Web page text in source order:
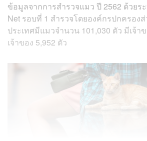
ข้อมูลจากการสำรวจแมว ปี 2562 ด้วยร
Net รอบที่ 1 สำรวจโดยองค์กรปกครอง
ประเทศมีแมวจำนวน 101,030 ตัว มีเจ้า
เจ้าของ 5,952 ตัว